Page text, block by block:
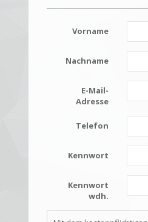
Vorname
Nachname
E-Mail-
Adresse
Telefon
Kennwort
Kennwort
wdh.